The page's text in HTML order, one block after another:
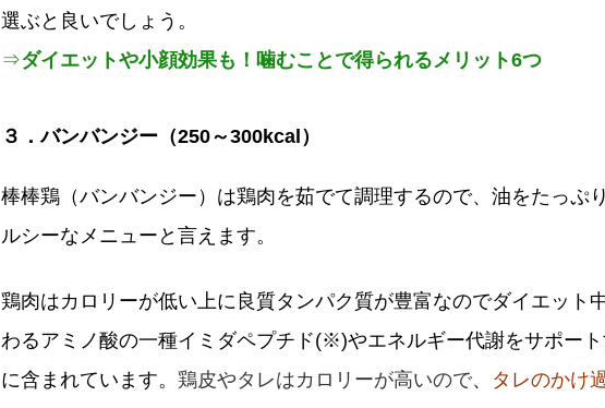
選ぶと良いでしょう。
⇒ダイエットや小顔効果も！噛むことで得られるメリット6つ
３．バンバンジー（250～300kcal）
棒棒鶏（バンバンジー）は鶏肉を茹でて調理するので、油をたっぷ
ルシーなメニューと言えます。
鶏肉はカロリーが低い上に良質タンパク質が豊富なのでダイエット
わるアミノ酸の一種イミダペプチド(※)やエネルギー代謝をサポー
に含まれています。 鶏皮やタレはカロリーが高いので、 タレのかけ